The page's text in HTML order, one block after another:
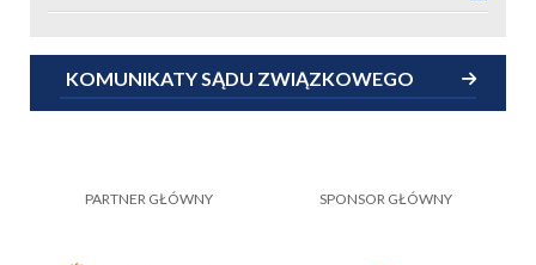
KOMUNIKATY SĄDU ZWIĄZKOWEGO
PARTNER GŁÓWNY SPONSOR GŁÓWNY